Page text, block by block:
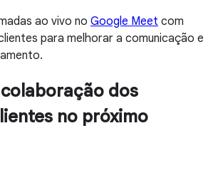
ao vivo no Google Meet com
para melhorar a comunicação e
dos
no próximo